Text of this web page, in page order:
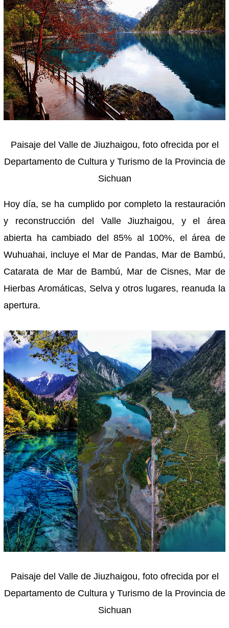
Paisaje del Valle de Jiuzhaigou, foto ofrecida por el
Departamento de Cultura y Turismo de la Provincia de
Sichuan
Hoy día, se ha cumplido por completo la restauración
y reconstrucción del Valle Jiuzhaigou, y el área
abierta ha cambiado del 85% al ​​100%, el área de
Wuhuahai, incluye el Mar de Pandas, Mar de Bambú,
Catarata de Mar de Bambú, Mar de Cisnes, Mar de
Hierbas Aromáticas, Selva y otros lugares, reanuda la
apertura.
Paisaje del Valle de Jiuzhaigou, foto ofrecida por el
Departamento de Cultura y Turismo de la Provincia de
Sichuan